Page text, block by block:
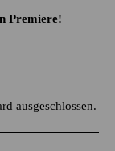
Premiere!
ausgeschlossen.